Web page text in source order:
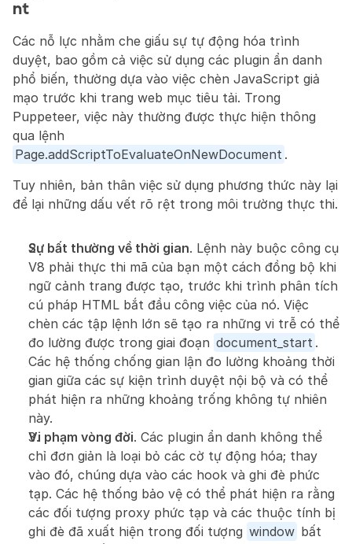
nt
Các nỗ lực nhằm che giấu sự tự động hóa trình
duyệt, bao gồm cả việc sử dụng các plugin ẩn danh
phổ biến, thường dựa vào việc chèn JavaScript giả
mạo trước khi trang web mục tiêu tải. Trong
Puppeteer, việc này thường được thực hiện thông
Page.addScriptToEvaluateOnNewDocument .
Tuy nhiên, bản thân việc sử dụng phương thức này lại
để lại những dấu vết rõ rệt trong môi trường thực thi.
Sự bất thường về thời gian. Lệnh này buộc công cụ
V8 phải thực thi mã của bạn một cách đồng bộ khi
ngữ cảnh trang được tạo, trước khi trình phân tích
cú pháp HTML bắt đầu công việc của nó. Việc
chèn các tập lệnh lớn sẽ tạo ra những vi trễ có thể
đo lường được trong giai đoạn document_start .
Các hệ thống chống gian lận đo lường khoảng thời
gian giữa các sự kiện trình duyệt nội bộ và có thể
phát hiện ra những khoảng trống không tự nhiên
này.
Vi phạm vòng đời. Các plugin ẩn danh không thể
chỉ đơn giản là loại bỏ các cờ tự động hóa; thay
vào đó, chúng dựa vào các hook và ghi đè phức
tạp. Các hệ thống bảo vệ có thể phát hiện ra rằng
các đối tượng proxy phức tạp và các thuộc tính bị
ghi đè đã xuất hiện trong đối tượng window bất